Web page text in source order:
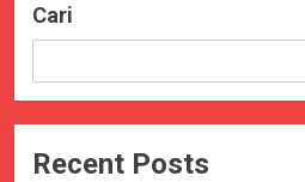
Cari
Recent Posts